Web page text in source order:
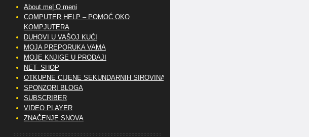
About me| O meni
COMPUTER HELP – POMOĆ OKO
KOMPJUTERA
DUHOVI U VAŠOJ KUĆI
MOJA PREPORUKA VAMA
MOJE KNJIGE U PRODAJI
NET- SHOP
OTKUPNE CIJENE SEKUNDARNIH SIROVINA
SPONZORI BLOGA
SUBSCRIBER
VIDEO PLAYER
ZNAČENJE SNOVA